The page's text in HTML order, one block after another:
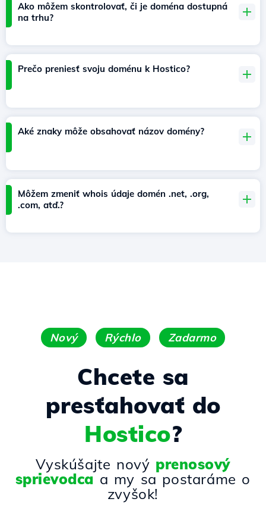
Ako môžem skontrolovať, či je doména dostupná
na trhu?
Prečo preniesť svoju doménu k Hostico?
Aké znaky môže obsahovať názov domény?
Môžem zmeniť whois údaje domén .net, .org,
.com, atď.?
Nový Rýchlo Zadarmo
Chcete sa
presťahovať do
Hostico?
Vyskúšajte nový prenosový
sprievodca a my sa postaráme o
zvyšok!